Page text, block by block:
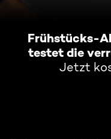
Frühstücks-
testet die
Jetzt